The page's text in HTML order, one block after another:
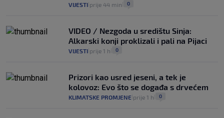
VIJESTI prije 44 min 0
VIDEO / Nezgoda u središtu Sinja:
Alkarski konji proklizali i pali na Pijaci
VIJESTI prije 1 h 0
Prizori kao usred jeseni, a tek je
kolovoz: Evo što se događa s drvećem
KLIMATSKE PROMJENE prije 1 h 0